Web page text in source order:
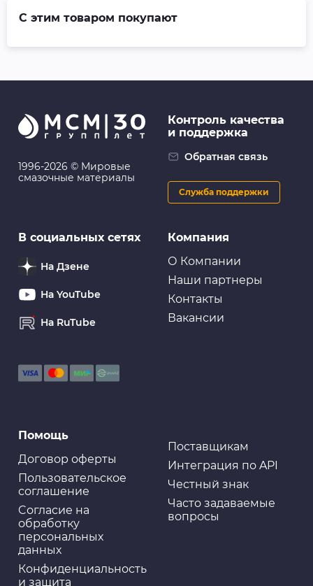
С этим товаром покупают
1996-2026 © Мировые
смазочные материалы
Компания
О Компании
Наши партнеры
Контакты
Вакансии
Помощь
Договор оферты
Пользовательское
соглашение
Cогласие на
обработку
персональных
данных
Конфиденциальность
и защита
Поставщикам
Интеграция по API
Честный знак
Часто задаваемые
вопросы
Контроль качества
и поддержка
Обратная связь
Служба поддержки
В социальных сетях
На Дзене
На YouTube
На RuTube